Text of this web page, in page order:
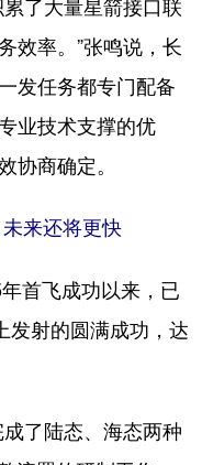
效率。”张鸣说，长
发任务都专门配备
业技术支撑的优
协商确定。
来还将更快
首飞成功以来，已
发射的圆满成功，达
了陆态、海态两种